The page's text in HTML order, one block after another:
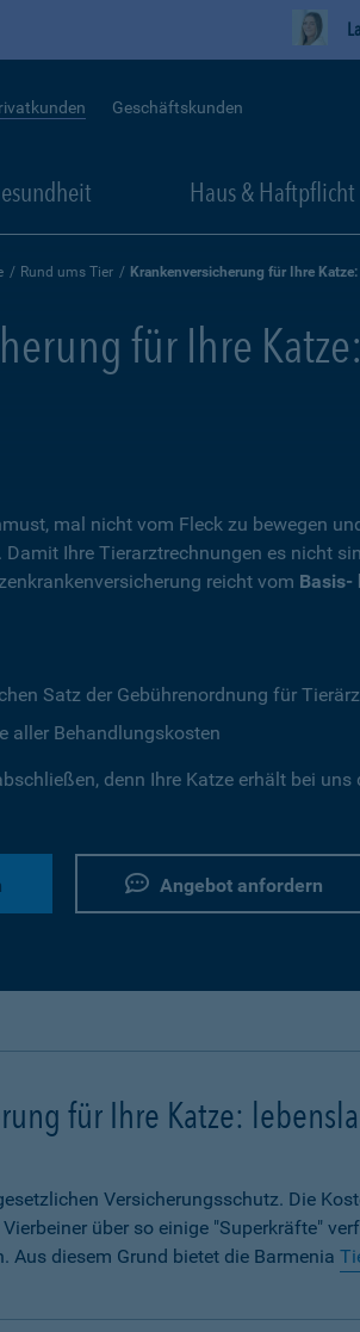
Geschäftskunden
Haus & Haftpflicht
Rund ums Tier Krankenversicherung für Ihre
für Ihre
mal nicht vom Fleck zu bewegen
Ihre Tierarztrechnungen es nicht
reicht vom Basis-
Satz der Gebührenordnung für
aller Behandlungskosten
denn Ihre Katze erhält bei
Angebot anfordern
für Ihre Katze:
Versicherungsschutz. Die
über so einige "Superkräfte"
Aus diesem Grund bietet die Barmenia